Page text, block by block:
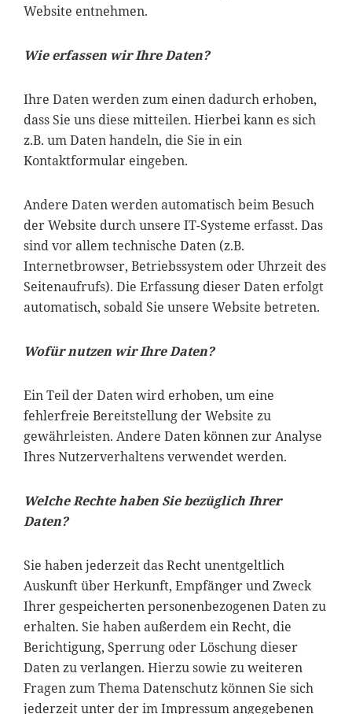
Website entnehmen.
Wie erfassen wir Ihre Daten?
Ihre Daten werden zum einen dadurch erhoben,
dass Sie uns diese mitteilen. Hierbei kann es sich
z.B. um Daten handeln, die Sie in ein
Kontaktformular eingeben.
Andere Daten werden automatisch beim Besuch
der Website durch unsere IT-Systeme erfasst. Das
sind vor allem technische Daten (z.B.
Internetbrowser, Betriebssystem oder Uhrzeit des
Seitenaufrufs). Die Erfassung dieser Daten erfolgt
automatisch, sobald Sie unsere Website betreten.
Wofür nutzen wir Ihre Daten?
Ein Teil der Daten wird erhoben, um eine
fehlerfreie Bereitstellung der Website zu
gewährleisten. Andere Daten können zur Analyse
Ihres Nutzerverhaltens verwendet werden.
Welche Rechte haben Sie bezüglich Ihrer
Daten?
Sie haben jederzeit das Recht unentgeltlich
Auskunft über Herkunft, Empfänger und Zweck
Ihrer gespeicherten personenbezogenen Daten zu
erhalten. Sie haben außerdem ein Recht, die
Berichtigung, Sperrung oder Löschung dieser
Daten zu verlangen. Hierzu sowie zu weiteren
Fragen zum Thema Datenschutz können Sie sich
jederzeit unter der im Impressum angegebenen